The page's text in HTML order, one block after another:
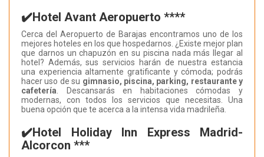
✔️Hotel Avant Aeropuerto ****
Cerca del Aeropuerto de Barajas encontramos uno de los
mejores hoteles en los que hospedarnos. ¿Existe mejor plan
que darnos un chapuzón en su piscina nada más llegar al
hotel? Además, sus servicios harán de nuestra estancia
una experiencia altamente gratificante y cómoda; podrás
hacer uso de su gimnasio, piscina, parking, restaurante y
cafetería. Descansarás en habitaciones cómodas y
modernas, con todos los servicios que necesitas. Una
buena opción que te acerca a la intensa vida madrileña.
✔️Hotel Holiday Inn Express Madrid-
Alcorcon ***